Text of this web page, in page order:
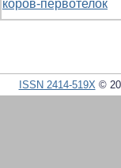
коров-первотелок
ISSN 2414-519X©